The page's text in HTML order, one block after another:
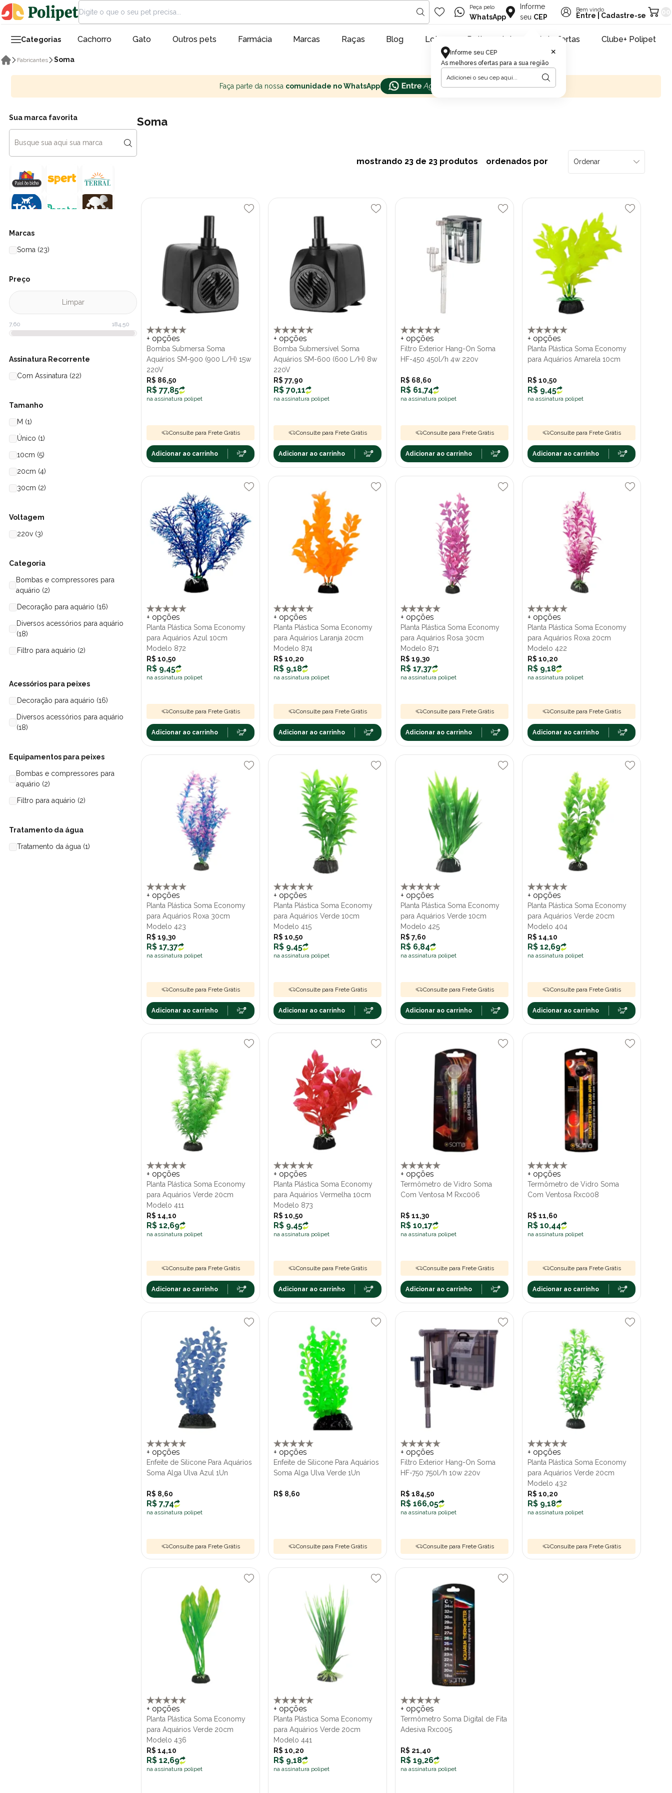
Peça pelo
WhatsApp
Informe
seu CEP
Informe seu CEP
As melhores ofertas para a sua região
×
Bem vindo
Entre Cadastre-se
Categorias Cachorro Gato Outros pets Farmácia Marcas Raças Blog Lojas Retire na loja Pet ofertas Clube+ Polipet
Fabricantes Soma
Faça parte da nossa comunidade no WhatsApp
Sua marca favorita
Marcas
Soma (23)
Preço
Limpar
Assinatura Recorrente
Com Assinatura (22)
Tamanho
M (1)
Único (1)
10cm (5)
20cm (4)
30cm (2)
Voltagem
220v (3)
Categoria
Bombas e compressores para
aquário (2)
Decoração para aquário (16)
Diversos acessórios para aquário
(18)
Filtro para aquário (2)
Acessórios para peixes
Decoração para aquário (16)
Diversos acessórios para aquário
(18)
Equipamentos para peixes
Bombas e compressores para
aquário (2)
Filtro para aquário (2)
Tratamento da água
Tratamento da água (1)
Soma
mostrando 23de 23 produtos ordenados por
+ opções
Bomba Submersa Soma
Aquários SM-900 (900 L/H) 15w
220V
R$ 86,50
R$ 77,85
na assinatura polipet
Consulte para Frete Grátis
Adicionar ao carrinho
+ opções
Bomba Submersível Soma
Aquários SM-600 (600 L/H) 8w
220V
R$ 77,90
R$ 70,11
na assinatura polipet
Consulte para Frete Grátis
Adicionar ao carrinho
+ opções
Filtro Exterior Hang-On Soma
HF-450 450l/h 4w 220v
R$ 68,60
R$ 61,74
na assinatura polipet
Consulte para Frete Grátis
Adicionar ao carrinho
+ opções
Planta Plástica Soma Economy
para Aquários Amarela 10cm
R$ 10,50
R$ 9,45
na assinatura polipet
Consulte para Frete Grátis
Adicionar ao carrinho
+ opções
Planta Plástica Soma Economy
para Aquários Azul 10cm
Modelo 872
R$ 10,50
R$ 9,45
na assinatura polipet
Consulte para Frete Grátis
Adicionar ao carrinho
+ opções
Planta Plástica Soma Economy
para Aquários Laranja 20cm
Modelo 874
R$ 10,20
R$ 9,18
na assinatura polipet
Consulte para Frete Grátis
Adicionar ao carrinho
+ opções
Planta Plástica Soma Economy
para Aquários Rosa 30cm
Modelo 871
R$ 19,30
R$ 17,37
na assinatura polipet
Consulte para Frete Grátis
Adicionar ao carrinho
+ opções
Planta Plástica Soma Economy
para Aquários Roxa 20cm
Modelo 422
R$ 10,20
R$ 9,18
na assinatura polipet
Consulte para Frete Grátis
Adicionar ao carrinho
+ opções
Planta Plástica Soma Economy
para Aquários Roxa 30cm
Modelo 423
R$ 19,30
R$ 17,37
na assinatura polipet
Consulte para Frete Grátis
Adicionar ao carrinho
+ opções
Planta Plástica Soma Economy
para Aquários Verde 10cm
Modelo 415
R$ 10,50
R$ 9,45
na assinatura polipet
Consulte para Frete Grátis
Adicionar ao carrinho
+ opções
Planta Plástica Soma Economy
para Aquários Verde 10cm
Modelo 425
R$ 7,60
R$ 6,84
na assinatura polipet
Consulte para Frete Grátis
Adicionar ao carrinho
+ opções
Planta Plástica Soma Economy
para Aquários Verde 20cm
Modelo 404
R$ 14,10
R$ 12,69
na assinatura polipet
Consulte para Frete Grátis
Adicionar ao carrinho
+ opções
Planta Plástica Soma Economy
para Aquários Verde 20cm
Modelo 411
R$ 14,10
R$ 12,69
na assinatura polipet
Consulte para Frete Grátis
Adicionar ao carrinho
+ opções
Planta Plástica Soma Economy
para Aquários Vermelha 10cm
Modelo 873
R$ 10,50
R$ 9,45
na assinatura polipet
Consulte para Frete Grátis
Adicionar ao carrinho
+ opções
Termômetro de Vidro Soma
Com Ventosa M Rxc006
R$ 11,30
R$ 10,17
na assinatura polipet
Consulte para Frete Grátis
Adicionar ao carrinho
+ opções
Termômetro de Vidro Soma
Com Ventosa Rxc008
R$ 11,60
R$ 10,44
na assinatura polipet
Consulte para Frete Grátis
Adicionar ao carrinho
+ opções
Enfeite de Silicone Para Aquários
Soma Alga Ulva Azul 1Un
R$ 8,60
R$ 7,74
na assinatura polipet
Consulte para Frete Grátis
+ opções
Enfeite de Silicone Para Aquários
Soma Alga Ulva Verde 1Un
R$ 8,60
Consulte para Frete Grátis
+ opções
Filtro Exterior Hang-On Soma
HF-750 750l/h 10w 220v
R$ 184,50
R$ 166,05
na assinatura polipet
Consulte para Frete Grátis
+ opções
Planta Plástica Soma Economy
para Aquários Verde 20cm
Modelo 432
R$ 10,20
R$ 9,18
na assinatura polipet
Consulte para Frete Grátis
+ opções
Planta Plástica Soma Economy
para Aquários Verde 20cm
Modelo 436
R$ 14,10
R$ 12,69
na assinatura polipet
+ opções
Planta Plástica Soma Economy
para Aquários Verde 20cm
Modelo 441
R$ 10,20
R$ 9,18
na assinatura polipet
+ opções
Termômetro Soma Digital de Fita
Adesiva Rxc005
R$ 21,40
R$ 19,26
na assinatura polipet